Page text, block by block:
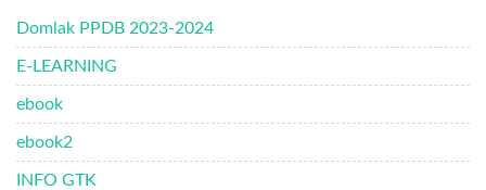
Domlak PPDB 2023-2024
E-LEARNING
ebook
ebook2
INFO GTK